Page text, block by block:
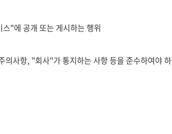
"에 공개 또는 게시하는 행위
사항, "회사"가 통지하는 사항 등을 준수하여야